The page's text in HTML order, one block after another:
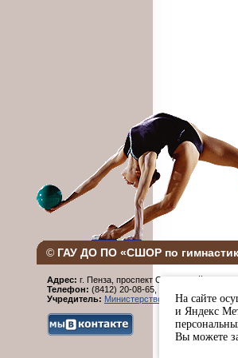
© ГАУ ДО ПО «СШОР по
Адрес: г. Пенза, проспект Строителей, 96.
Телефон: (8412) 20-08-65,
Учредитель: Министерство физической
На сайте
и Яндекс
Вы можете